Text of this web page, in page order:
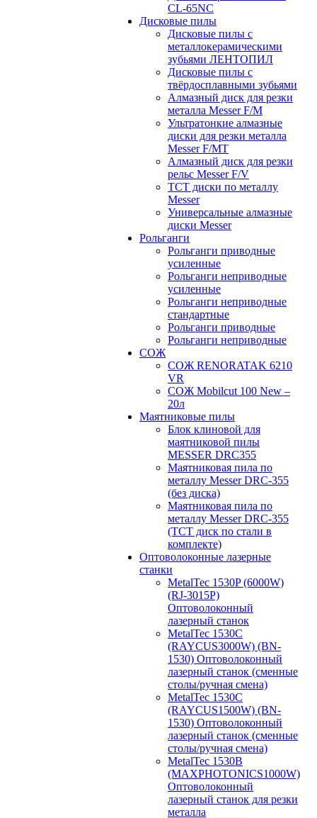
CL-65NC
Дисковые пилы
Дисковые пилы с
металлокерамическими
зубьями ЛЕНТОПИЛ
Дисковые пилы с
твёрдосплавными зубьями
Алмазный диск для резки
металла Messer F/M
Ультратонкие алмазные
диски для резки металла
Messer F/MT
Алмазный диск для резки
рельс Messer F/V
ТСТ диски по металлу
Messer
Универсальные алмазные
диски Messer
Рольганги
Рольганги приводные
усиленные
Рольганги неприводные
усиленные
Рольганги неприводные
стандартные
Рольганги приводные
Рольганги неприводные
СОЖ
СОЖ RENORATAK 6210
VR
СОЖ Mobilcut 100 New –
20л
Маятниковые пилы
Блок клиновой для
маятниковой пилы
MESSER DRC355
Маятниковая пила по
металлу Messer DRC-355
(без диска)
Маятниковая пила по
металлу Messer DRC-355
(ТСТ диск по стали в
комплекте)
Оптоволоконные лазерные
станки
MetalTec 1530P (6000W)
(RJ-3015P)
Оптоволоконный
лазерный станок
MetalTec 1530С
(RAYCUS3000W) (BN-
1530) Оптоволоконный
лазерный станок (сменные
столы/ручная смена)
MetalTec 1530С
(RAYCUS1500W) (BN-
1530) Оптоволоконный
лазерный станок (сменные
столы/ручная смена)
MetalTec 1530B
(MAXPHOTONICS1000W)
Оптоволоконный
лазерный станок для резки
металла